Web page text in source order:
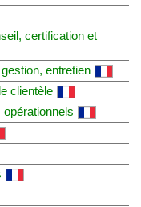
certification et
entretien
clientèle